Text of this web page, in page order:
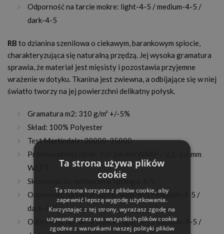
Odporność na tarcie mokre: light-4-5 / medium-4-5 /
dark-4-5
RB to dzianina szenilowa o ciekawym, barankowym splocie,
charakteryzująca się naturalną przędzą. Jej wysoka gramatura
sprawia, że materiał jest mięsisty i pozostawia przyjemne
wrażenie w dotyku. Tkanina jest zwiewna, a odbijające się w niej
światło tworzy na jej powierzchni delikatny połysk.
Gramatura m2: 310 g/m² +/-5%
Skład: 100% Polyester
Test Martindale: 30000-35000
Przesuwalność nitek: 3,0-3,6 mm WARP / 2,2-2,6 mm
WEFT
Skłonność do mechacenia i pilingu: 4-5
Odporność na tarcie suche: light-4-5 / medium-4-5 /
dark-4-5
Odporność na tarcie mokre: light-4-5 / medium-4-5 /
Ta strona używa plików
cookie
Ta strona korzysta z plików cookie, aby
zapewnić lepszą wygodę użytkowania.
Korzystając z tej strony, wyrażasz zgodę na
używanie przez nas wszystkich plików cookie
zgodnie z warunkami naszej polityki plików